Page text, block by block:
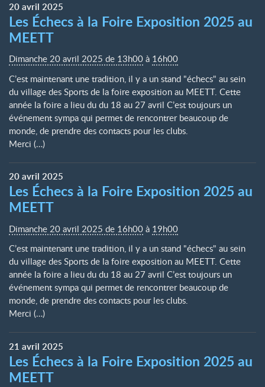
20avril 2025
Les Échecs à la Foire Exposition 2025 au
MEETT
Dimanche 20 avril 2025 de 13h00 à 16h00
C’est maintenant une tradition, il y a un stand "échecs" au sein
du village des Sports de la foire exposition au MEETT. Cette
année la foire a lieu du du 18 au 27 avril C’est toujours un
événement sympa qui permet de rencontrer beaucoup de
monde, de prendre des contacts pour les clubs.
Merci (…)
20avril 2025
Les Échecs à la Foire Exposition 2025 au
MEETT
Dimanche 20 avril 2025 de 16h00 à 19h00
C’est maintenant une tradition, il y a un stand "échecs" au sein
du village des Sports de la foire exposition au MEETT. Cette
année la foire a lieu du du 18 au 27 avril C’est toujours un
événement sympa qui permet de rencontrer beaucoup de
monde, de prendre des contacts pour les clubs.
Merci (…)
21 avril 2025
Les Échecs à la Foire Exposition 2025 au
MEETT